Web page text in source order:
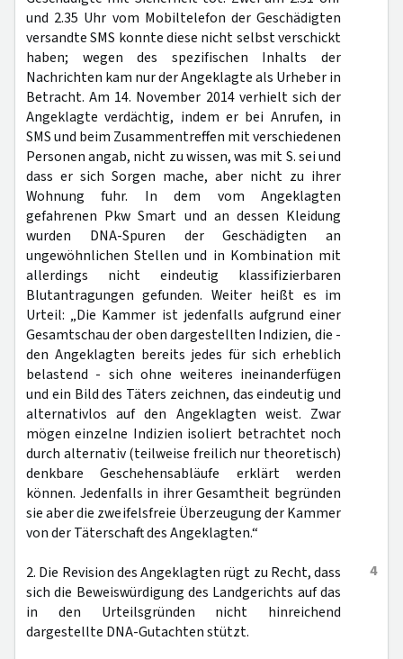
und 2.35 Uhr vom Mobiltelefon der Geschädigten
versandte SMS konnte diese nicht selbst verschickt
haben; wegen des spezifischen Inhalts der
Nachrichten kam nur der Angeklagte als Urheber in
Betracht. Am 14. November 2014 verhielt sich der
Angeklagte verdächtig, indem er bei Anrufen, in
SMS und beim Zusammentreffen mit verschiedenen
Personen angab, nicht zu wissen, was mit S. sei und
dass er sich Sorgen mache, aber nicht zu ihrer
Wohnung fuhr. In dem vom Angeklagten
gefahrenen Pkw Smart und an dessen Kleidung
wurden DNA-Spuren der Geschädigten an
ungewöhnlichen Stellen und in Kombination mit
allerdings nicht eindeutig klassifizierbaren
Blutantragungen gefunden. Weiter heißt es im
Urteil: „Die Kammer ist jedenfalls aufgrund einer
Gesamtschau der oben dargestellten Indizien, die -
den Angeklagten bereits jedes für sich erheblich
belastend - sich ohne weiteres ineinanderfügen
und ein Bild des Täters zeichnen, das eindeutig und
alternativlos auf den Angeklagten weist. Zwar
mögen einzelne Indizien isoliert betrachtet noch
durch alternativ (teilweise freilich nur theoretisch)
denkbare Geschehensabläufe erklärt werden
können. Jedenfalls in ihrer Gesamtheit begründen
sie aber die zweifelsfreie Überzeugung der Kammer
von der Täterschaft des Angeklagten.“
4
2. Die Revision des Angeklagten rügt zu Recht, dass
sich die Beweiswürdigung des Landgerichts auf das
in den Urteilsgründen nicht hinreichend
dargestellte DNA-Gutachten stützt.